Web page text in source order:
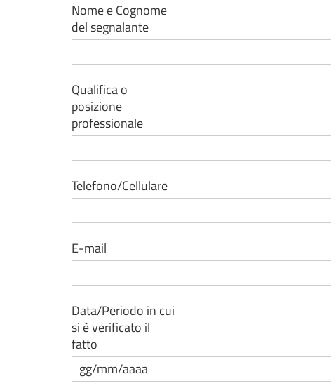
Nome e Cognome
del segnalante
Qualifica o
posizione
professionale
Telefono/Cellulare
E-mail
Data/Periodo in cui
si è verificato il
fatto